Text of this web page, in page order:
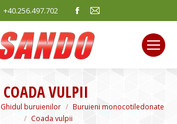
+40.256.497.702
Facebook
opens
in
new
window
Mail
new
COADA VULPII
Ghidul buruienilor
Buruieni monocotiledonate
Coada vulpii